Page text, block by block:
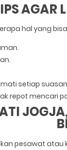
AGAR
hal yang
setiap
repot mencari
pesawat atau